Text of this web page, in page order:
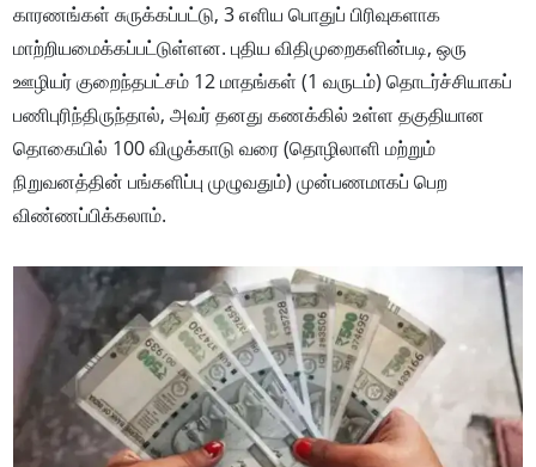
காரணங்கள் சுருக்கப்பட்டு, 3 எளிய பொதுப் பிரிவுகளாக
மாற்றியமைக்கப்பட்டுள்ளன. புதிய விதிமுறைகளின்படி, ஒரு
ஊழியர் குறைந்தபட்சம் 12 மாதங்கள் (1 வருடம்) தொடர்ச்சியாகப்
பணிபுரிந்திருந்தால், அவர் தனது கணக்கில் உள்ள தகுதியான
தொகையில் 100 விழுக்காடு வரை (தொழிலாளி மற்றும்
நிறுவனத்தின் பங்களிப்பு முழுவதும்) முன்பணமாகப் பெற
விண்ணப்பிக்கலாம்.